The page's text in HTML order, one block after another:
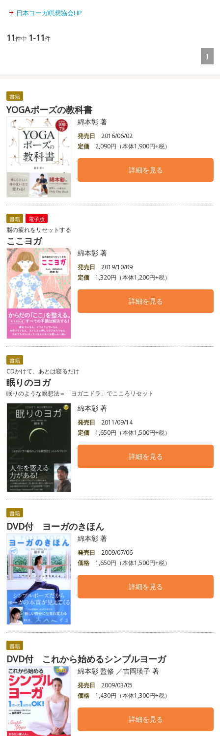
日本ヨーガ瞑想協会HP
11件中 1-11件
1
書籍
YOGAポーズの教科書
綿本彰 著
発売日
2016/06/02
定価
2,090円（本体1,900円+税）
詳細を見る
書籍 電子版
脳の疲れをリセットする
ここヨガ
綿本彰 著
発売日
2019/10/09
定価
1,320円（本体1,200円+税）
詳細を見る
書籍
CDかけて、あとは寝るだけ
眠りのヨガ
眠りのような瞑想法＝「ヨガニドラ」でこころリセット
綿本彰 著
発売日
2011/09/14
定価
1,650円（本体1,500円+税）
詳細を見る
書籍
DVD付 ヨーガのきほん
綿本彰 著
発売日
2009/07/06
価格
1,650円（本体1,500円+税）
詳細を見る
書籍
DVD付 これから始めるシンプルヨーガ
綿本彰 監修 ／吉岡瑛子 著
発売日
2009/03/05
価格
1,430円（本体1,300円+税）
詳細を見る